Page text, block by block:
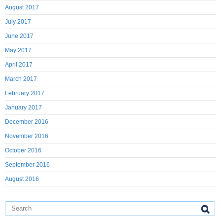
August 2017
July 2017
June 2017
May 2017
April 2017
March 2017
February 2017
January 2017
December 2016
November 2016
October 2016
September 2016
August 2016